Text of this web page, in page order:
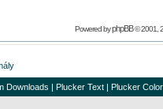
Powered byphpBB© 2001,
Downloads | Plucker Text | Plucker Color